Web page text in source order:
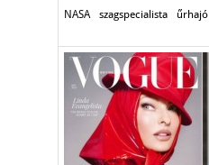
NASA szagspecialista űrhajó